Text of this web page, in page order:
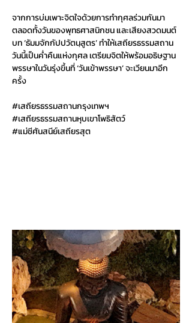
จากการบ่มเพาะจิตใจด้วยการทำกุศลร่วมกันมา
ตลอดทั้งวันของพุทธศาสนิกชน และเสียงสวดมนต์
บท ‘ธัมมจักกัปปวัตนฺสูตร’ ทำให้เสถียรธรรมสถาน
วันนี้เป็นค่ำคืนแห่งกุศล เตรียมจิตให้พร้อมอธิษฐาน
พรรษาในวันรุ่งขึ้นที่ ‘วันเข้าพรรษา’ จะเวียนมาอีก
ครั้ง
#เสถียรธรรมสถานกรุงเทพฯ
#เสถียรธรรมสถานหุบเขาโพธิสัตว์
#แม่ชีศันสนีย์เสถียรสุต